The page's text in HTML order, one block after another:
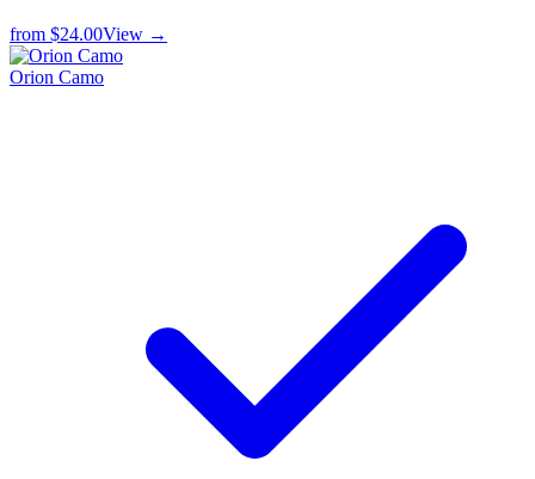
from $24.00View →
Orion Camo